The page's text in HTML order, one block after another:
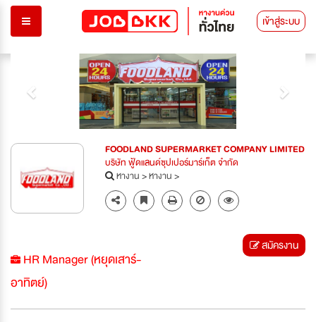
เข้าสู่ระบบ
FOODLAND SUPERMARKET COMPANY LIMITED
บริษัท ฟู้ดแลนด์ซุปเปอร์มาร์เก็ต จำกัด
หางาน>หางาน>
HR Manager (หยุดเสาร์-
อาทิตย์)
สมัครงาน